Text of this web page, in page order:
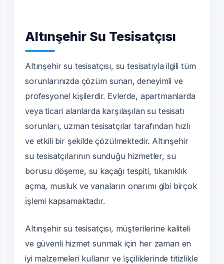
Altınşehir Su Tesisatçısı
Altınşehir su tesisatçısı, su tesisatıyla ilgili tüm
sorunlarınızda çözüm sunan, deneyimli ve
profesyonel ki̇şilerdir. Evlerde, apartmanlarda
veya ticari alanlarda karşılaşılan su tesisatı
sorunları, uzman tesisatçılar tarafından hızlı
ve etkili bir şekilde çözülmektedir. Altınşehir
su tesisatçılarının sunduğu hizmetler, su
borusu döşeme, su kaçağı tespiti, tıkanıklık
açma, musluk ve vanaların onarımı gibi birçok
i̇şlemi kapsamaktadır.
Altınşehir su tesisatçısı, müşterilerine kaliteli
ve güvenli hizmet sunmak için her zaman en
iyi malzemeleri kullanır ve i̇şçiliklerinde titizlikle